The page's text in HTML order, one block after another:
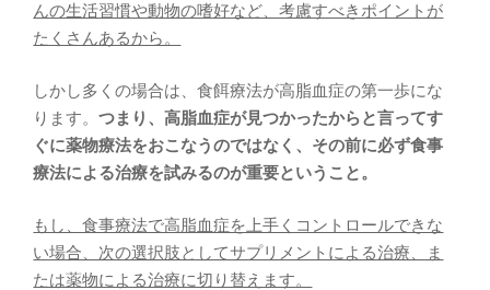
んの生活習慣や動物の嗜好など、考慮すべきポイントが
たくさんあるから。
しかし多くの場合は、食餌療法が高脂血症の第一歩にな
ります。つまり、高脂血症が見つかったからと言ってす
ぐに薬物療法をおこなうのではなく、その前に必ず食事
療法による治療を試みるのが重要ということ。
もし、食事療法で高脂血症を上手くコントロールできな
い場合、次の選択肢としてサプリメントによる治療、ま
たは薬物による治療に切り替えます。